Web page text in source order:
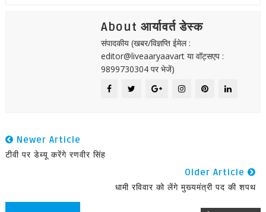
About आर्यावर्त डेस्क
संपादकीय (खबर/विज्ञप्ति ईमेल :
editor@liveaaryaavart या वॉट्सएप :
9899730304 पर भेजें)
Newer Article
टीवी पर डेब्यू करेंगे रणवीर सिंह
Older Article
धामी रविवार को लेंगे मुख्यमंत्री पद की शपथ